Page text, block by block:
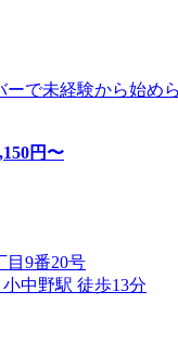
ーで未経験から始め
円〜
目9番20号
中野駅 徒歩13分